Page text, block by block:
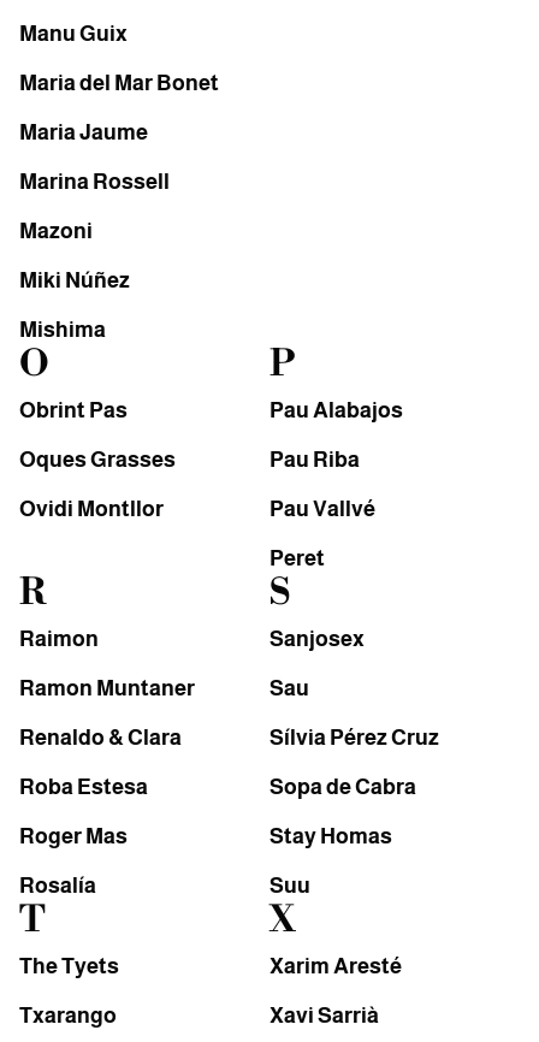
Manu Guix
Maria del Mar Bonet
Maria Jaume
Marina Rossell
Mazoni
Miki Núñez
Mishima
O
Obrint Pas
Oques Grasses
Ovidi Montllor
P
Pau Alabajos
Pau Riba
Pau Vallvé
Peret
R
Raimon
Ramon Muntaner
Renaldo & Clara
Roba Estesa
Roger Mas
Rosalía
S
Sanjosex
Sau
Sílvia Pérez Cruz
Sopa de Cabra
Stay Homas
Suu
T
The Tyets
Txarango
X
Xarim Aresté
Xavi Sarrià